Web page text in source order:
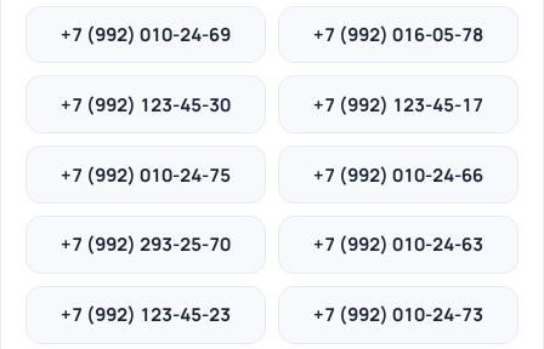
+7 (992) 010-24-69 +7 (992) 016-05-78
+7 (992) 123-45-30 +7 (992) 123-45-17
+7 (992) 010-24-75 +7 (992) 010-24-66
+7 (992) 293-25-70 +7 (992) 010-24-63
+7 (992) 123-45-23 +7 (992) 010-24-73